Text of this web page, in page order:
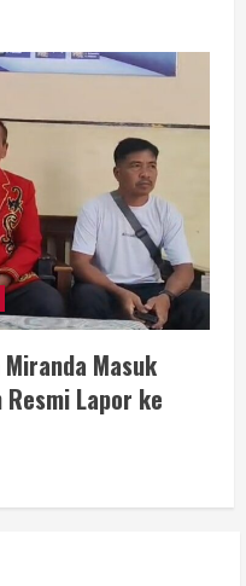
Masuk
Resmi Lapor ke